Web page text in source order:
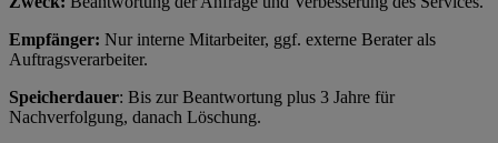
Empfänger: Nur interne Mitarbeiter, ggf. externe Berater als
Auftragsverarbeiter.
Speicherdauer: Bis zur Beantwortung plus 3 Jahre für
Nachverfolgung, danach Löschung.